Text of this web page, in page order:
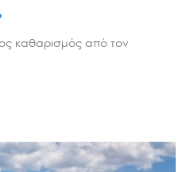
καθαρισμός από τον